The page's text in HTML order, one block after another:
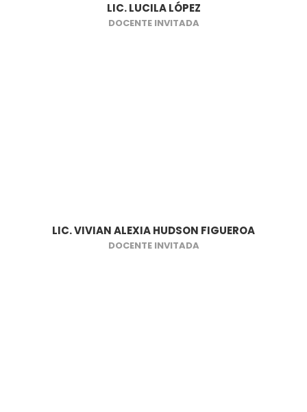
LIC. LUCILA LÓPEZ
DOCENTE INVITADA
LIC. VIVIAN ALEXIA HUDSON FIGUEROA
DOCENTE INVITADA